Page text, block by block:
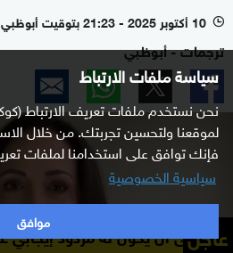
سياسة ملفات الارتباط
نحن نستخدم ملفات تعريف الارتباط
لموقعنا ولتحسين تجربتك. من خلال
فإنك توافق على استخدامنا لملفات
سياسية الخصوصية
موافق
l 10 أكتوبر 2025 - 21:23 بتوقيت أبوظبي
ترجمات - أبوظبي
عاجل
له مردود إيجابي على لبنان